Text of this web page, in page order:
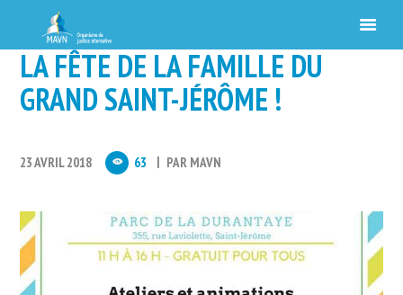
LA FÊTE DE LA FAMILLE DU
GRAND SAINT-JÉRÔME !
23 AVRIL 2018 63 PAR MAVN